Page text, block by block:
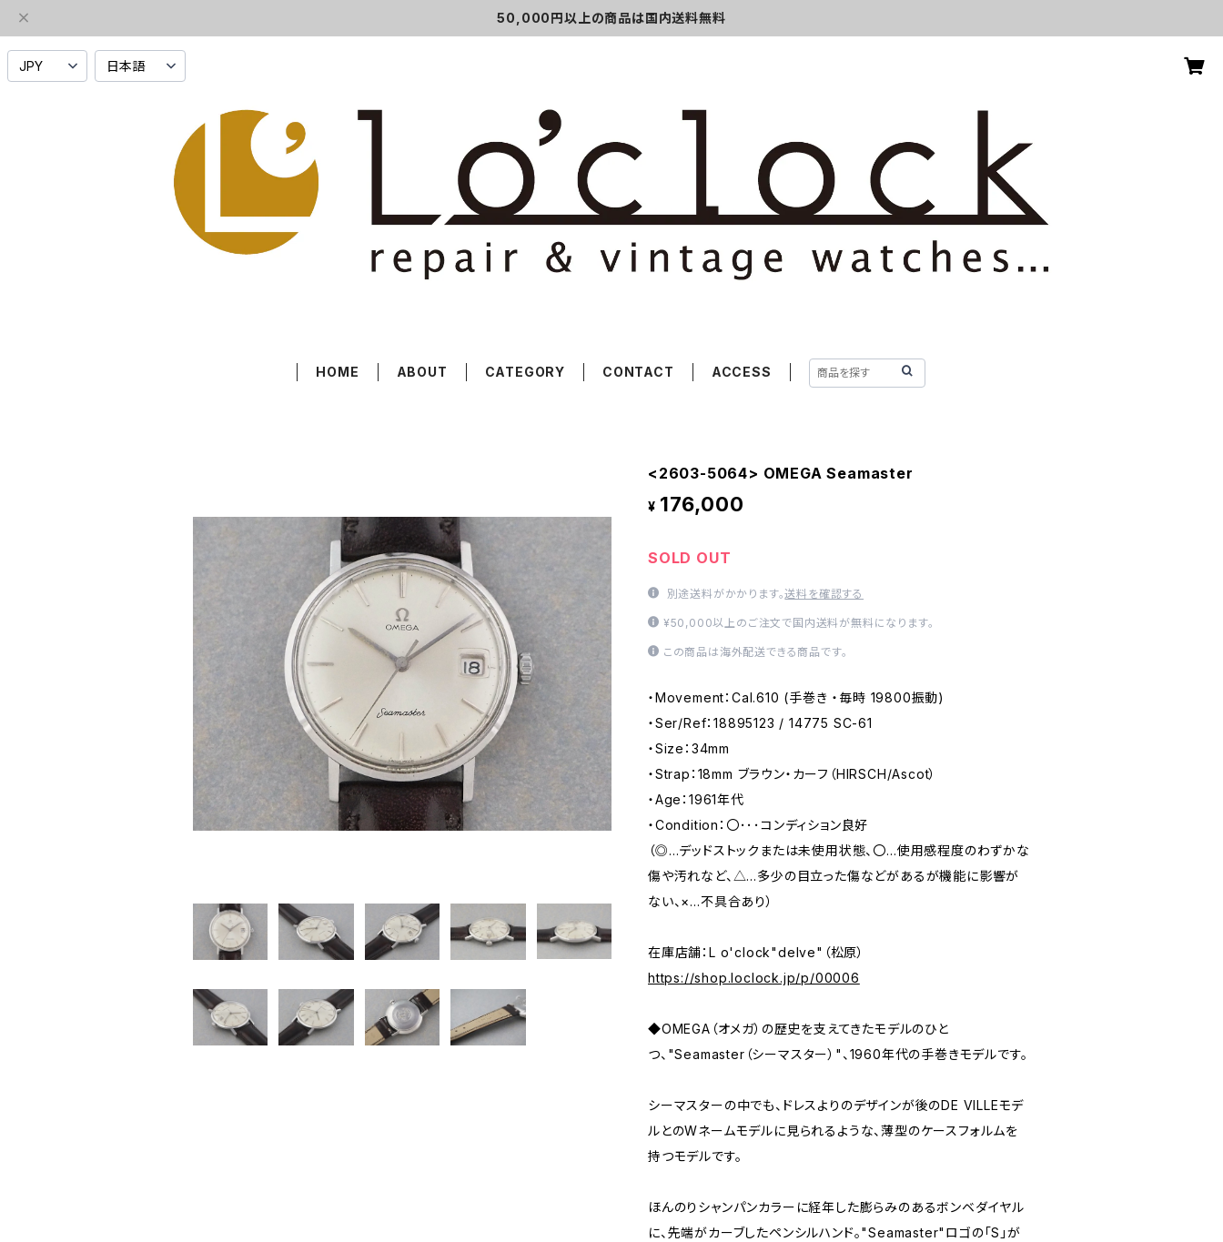
50,000円以上の商品は国内送料無料
HOME ABOUT CATEGORY CONTACT ACCESS
<2603-5064> OMEGA Seamaster
¥ 176,000
SOLD OUT
別途送料がかかります。送料を確認する
¥50,000以上のご注文で国内送料が無料になります。
この商品は海外配送できる商品です。
・Movement：Cal.610 (手巻き ・毎時 19800振動)
・Ser/Ref：18895123 / 14775 SC-61
・Size：34mm
・Strap：18mm ブラウン・カーフ（HIRSCH/Ascot）
・Age：1961年代
・Condition：〇･･･コンディション良好
（◎…デッドストックまたは未使用状態、〇…使用感程度のわずかな
傷や汚れなど、△…多少の目立った傷などがあるが機能に影響が
ない、×…不具合あり）
在庫店舗：L o'clock"delve"（松原）
https://shop.loclock.jp/p/00006
◆OMEGA（オメガ）の歴史を支えてきたモデルのひと
つ、"Seamaster（シーマスター）"、1960年代の手巻きモデルです。
シーマスターの中でも、ドレスよりのデザインが後のDE VILLEモデ
ルとのWネームモデルに見られるような、薄型のケースフォルムを
持つモデルです。
ほんのりシャンパンカラーに経年した膨らみのあるボンベダイヤル
に、先端がカーブしたペンシルハンド。"Seamaster"ロゴの「S」が